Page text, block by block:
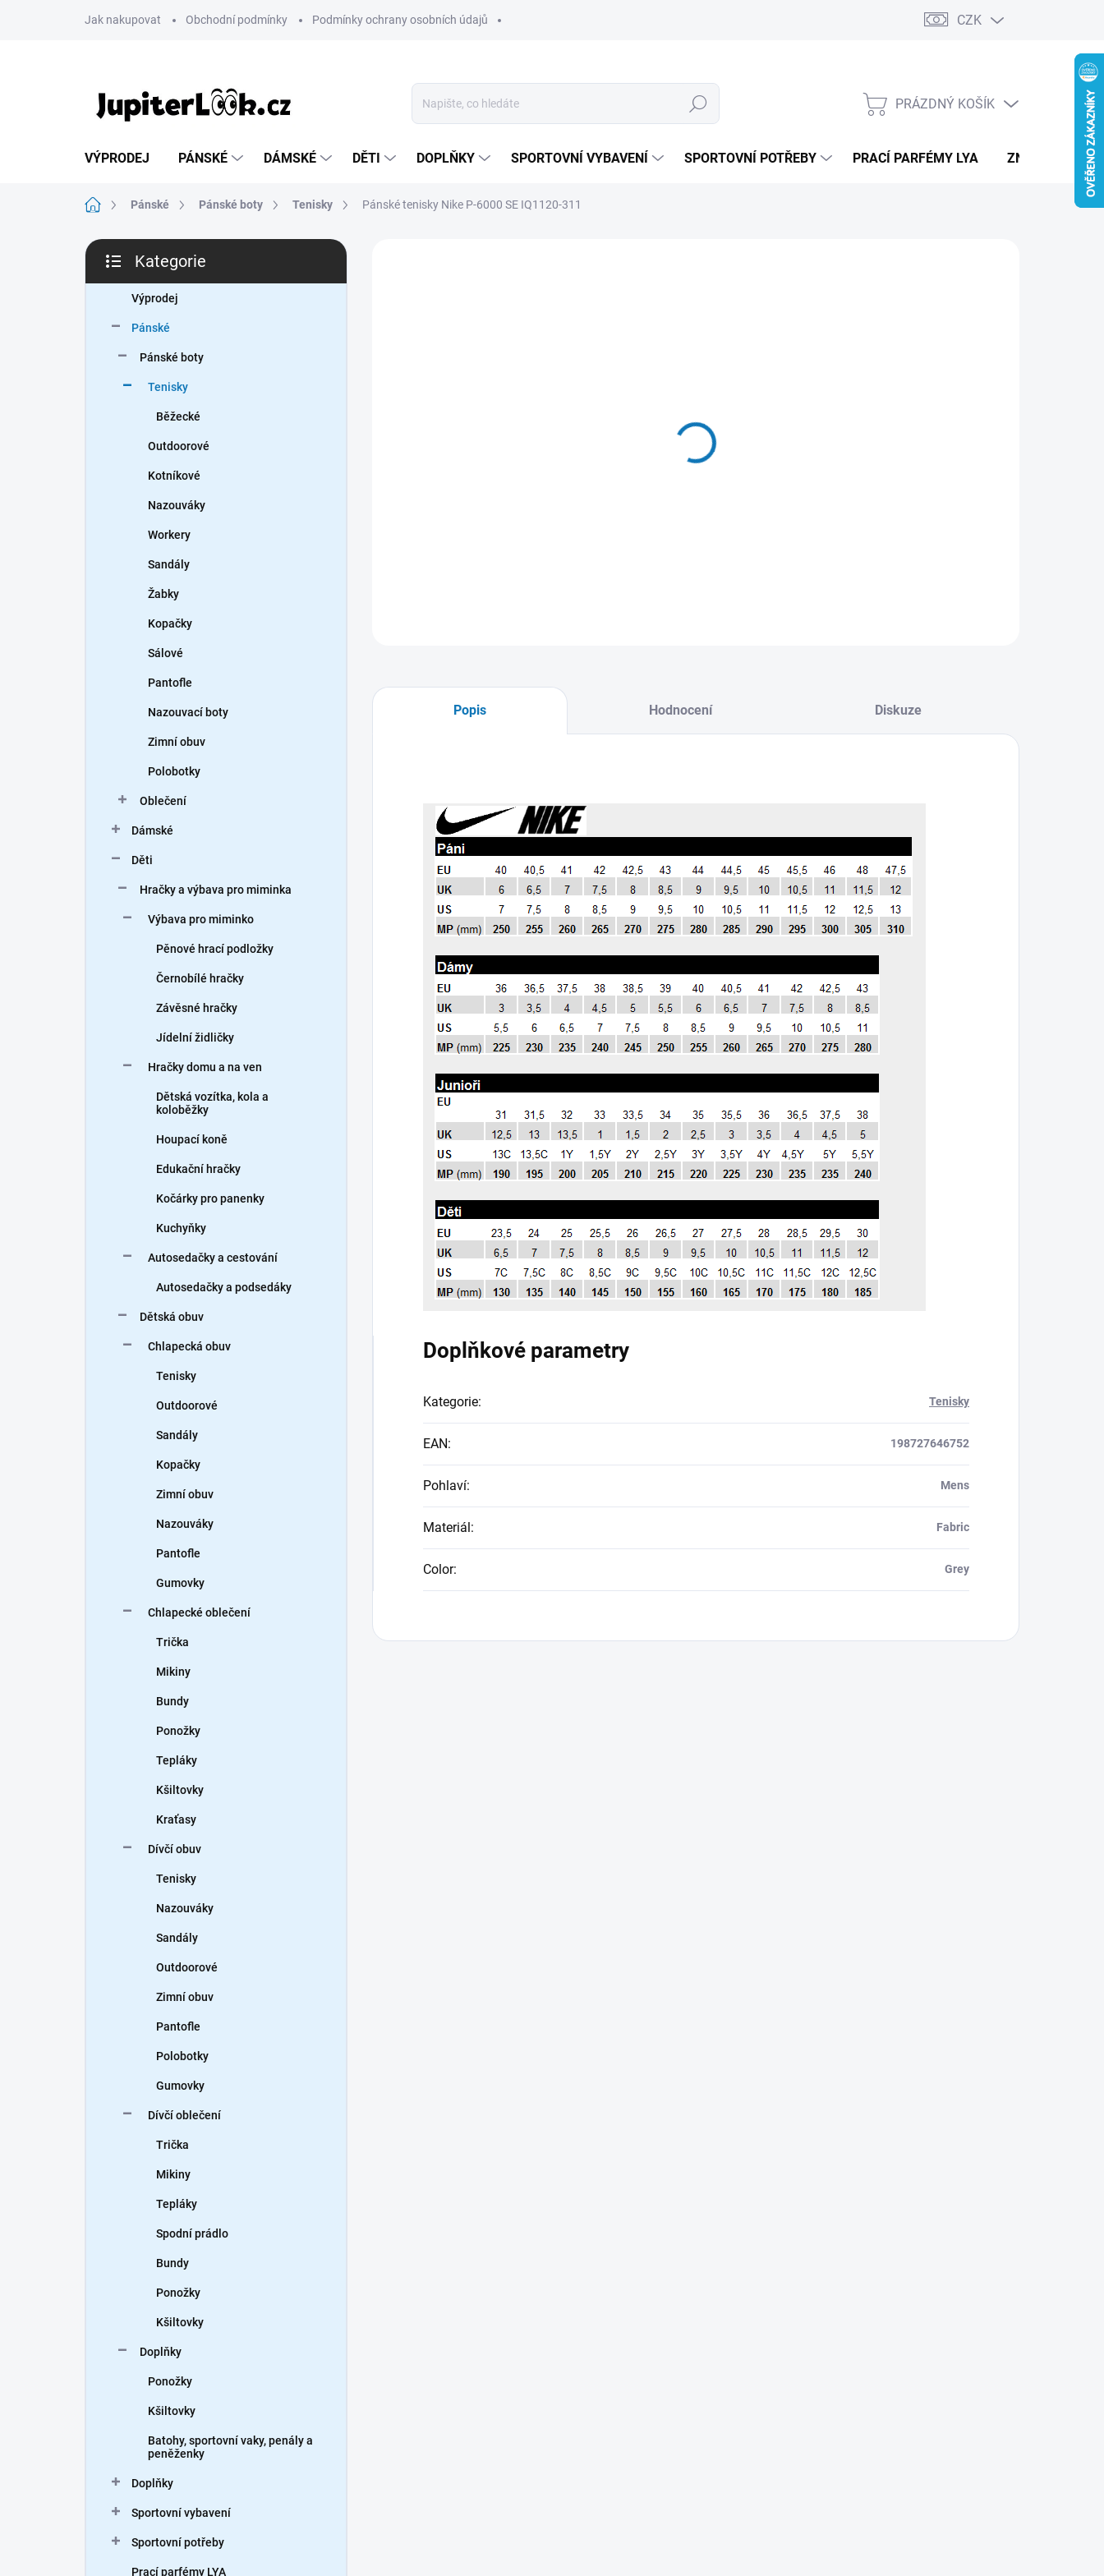
Jak nakupovat Obchodní podmínky Podmínky ochrany osobních údajů CZK
Hledat
NÁKUPNÍ
PRÁZDNÝ KOŠÍK
VÝPRODEJ PÁNSKÉ DÁMSKÉ DĚTI DOPLŇKY SPORTOVNÍ VYBAVENÍ SPORTOVNÍ POTŘEBY PRACÍ PARFÉMY LYA ZNAČKY
Domů Pánské Pánské boty Tenisky Pánské tenisky Nike P-6000 SE IQ1120-311
P
s
kategorie
Kategorie
Výprodej
Pánské
Pánské boty
Tenisky
Běžecké
Outdoorové
Kotníkové
Nazouváky
Workery
Sandály
Žabky
Kopačky
Sálové
Pantofle
Nazouvací boty
Zimní obuv
Polobotky
Oblečení
Dámské
Děti
Hračky a výbava pro miminka
Výbava pro miminko
Pěnové hrací podložky
Černobílé hračky
Závěsné hračky
Jídelní židličky
Hračky domu a na ven
Dětská vozítka, kola a
koloběžky
Houpací koně
Edukační hračky
Kočárky pro panenky
Kuchyňky
Autosedačky a cestování
Autosedačky a podsedáky
Dětská obuv
Chlapecká obuv
Tenisky
Outdoorové
Sandály
Kopačky
Zimní obuv
Nazouváky
Pantofle
Gumovky
Chlapecké oblečení
Trička
Mikiny
Bundy
Ponožky
Tepláky
Kšiltovky
Kraťasy
Dívčí obuv
Tenisky
Nazouváky
Sandály
Outdoorové
Zimní obuv
Pantofle
Polobotky
Gumovky
Dívčí oblečení
Trička
Mikiny
Tepláky
Spodní prádlo
Bundy
Ponožky
Kšiltovky
Doplňky
Ponožky
Kšiltovky
Batohy, sportovní vaky, penály a
peněženky
Doplňky
Sportovní vybavení
Sportovní potřeby
Prací parfémy LYA
MŮŽEME DORUČIT DO:
14.8.2026
Popis Hodnocení Diskuze
Doplňkové parametry
Kategorie: Tenisky
EAN: 198727646752
Pohlaví: Mens
Materiál: Fabric
Color: Grey